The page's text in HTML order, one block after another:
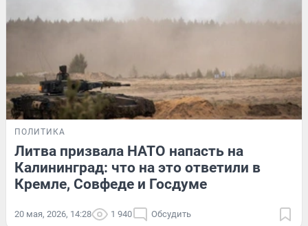
ПОЛИТИКА
Литва призвала НАТО напасть на
Калининград: что на это ответили в
Кремле, Совфеде и Госдуме
20 мая, 2026, 14:28 1 940 Обсудить